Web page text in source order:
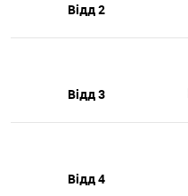
Відд 2
Відд 3
Відд 4